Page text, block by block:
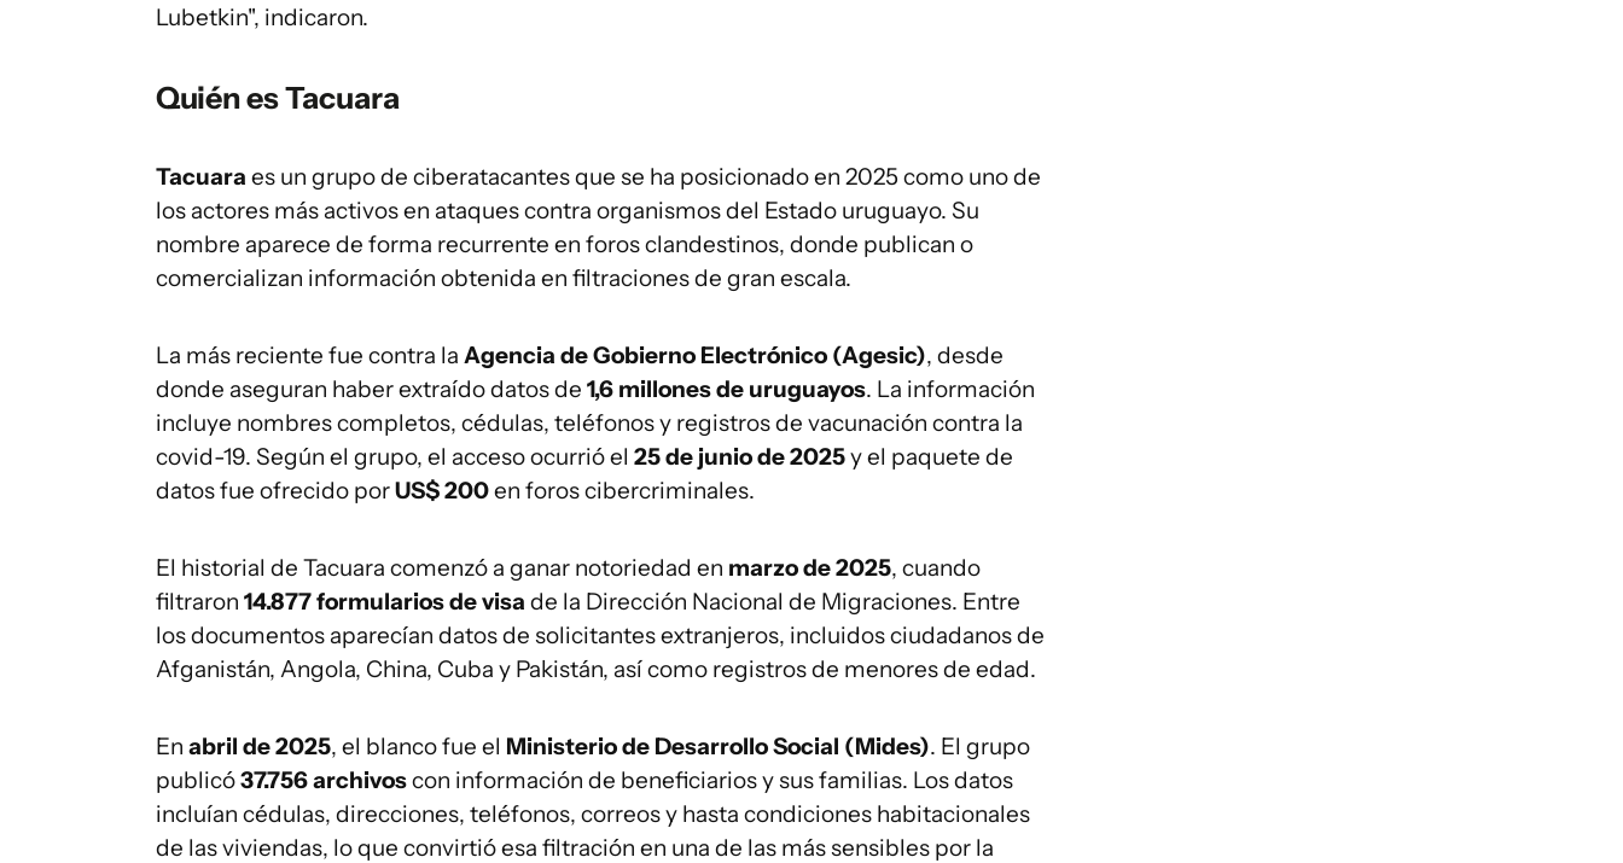
Lubetkin", indicaron.
Quién es Tacuara
Tacuara es un grupo de ciberatacantes que se ha posicionado en 2025 como uno de
los actores más activos en ataques contra organismos del Estado uruguayo. Su
nombre aparece de forma recurrente en foros clandestinos, donde publican o
comercializan información obtenida en filtraciones de gran escala.
La más reciente fue contra la Agencia de Gobierno Electrónico (Agesic), desde
donde aseguran haber extraído datos de 1,6 millones de uruguayos. La información
incluye nombres completos, cédulas, teléfonos y registros de vacunación contra la
covid-19. Según el grupo, el acceso ocurrió el 25 de junio de 2025y el paquete de
datos fue ofrecido porUS$ 200en foros cibercriminales.
El historial de Tacuara comenzó a ganar notoriedad en marzo de 2025, cuando
filtraron 14.877 formularios de visa de la Dirección Nacional de Migraciones. Entre
los documentos aparecían datos de solicitantes extranjeros, incluidos ciudadanos de
Afganistán, Angola, China, Cuba y Pakistán, así como registros de menores de edad.
En abril de 2025, el blanco fue el Ministerio de Desarrollo Social (Mides). El grupo
publicó37.756 archivoscon información de beneficiarios y sus familias. Los datos
incluían cédulas, direcciones, teléfonos, correos y hasta condiciones habitacionales
de las viviendas, lo que convirtió esa filtración en una de las más sensibles por la